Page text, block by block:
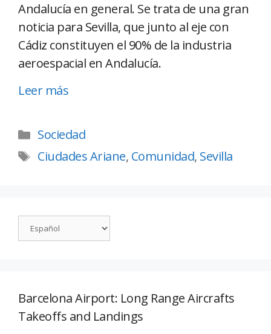
Andalucía en general. Se trata de una gran
noticia para Sevilla, que junto al eje con
Cádiz constituyen el 90% de la industria
aeroespacial en Andalucía.
Leer más
Sociedad
Ciudades Ariane, Comunidad, Sevilla
Barcelona Airport: Long Range Aircrafts
Takeoffs and Landings